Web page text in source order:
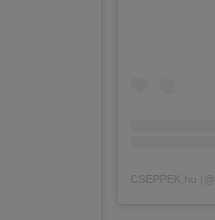
CSEPPEK.hu (@